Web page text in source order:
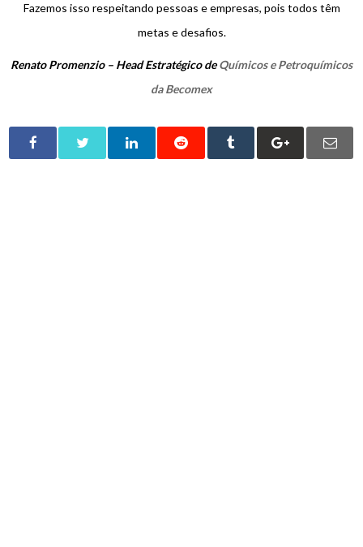
Fazemos isso respeitando pessoas e empresas, pois todos têm
metas e desafios.
Renato Promenzio – Head Estratégico deQuímicos e Petroquímicos
da Becomex